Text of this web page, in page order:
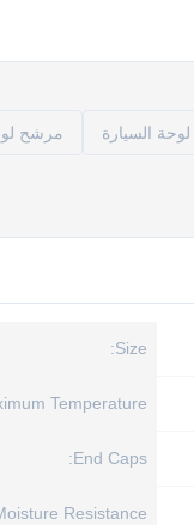
السيارة مرشح لوحة جمع
Size:
Temperature:
End Caps:
Resistance: